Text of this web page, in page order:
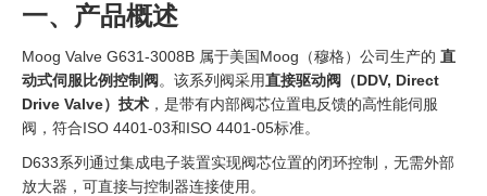
一、产品概述
Moog Valve G631-3008B 属于美国Moog（穆格）公司生产的 直
动式伺服比例控制阀 。该系列阀采用直接驱动阀（DDV, Direct
Drive Valve）技术 ，是带有内部阀芯位置电反馈的高性能伺服
阀，符合ISO 4401-03和ISO 4401-05标准。
D633系列通过集成电子装置实现阀芯位置的闭环控制，无需外部
放大器，可直接与控制器连接使用。